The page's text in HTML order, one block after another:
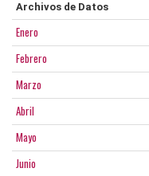
Archivos de Datos
Enero
Febrero
Marzo
Abril
Mayo
Junio